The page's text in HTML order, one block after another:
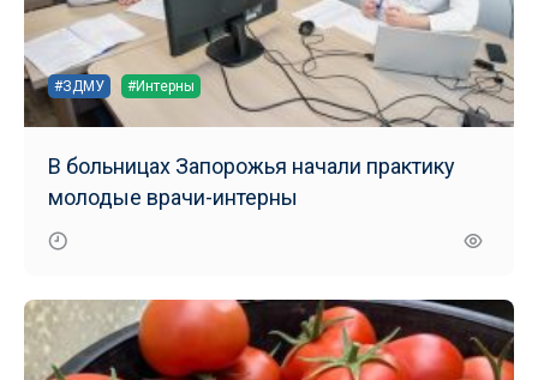
#ЗДМУ #Интерны
В больницах Запорожья начали практику
молодые врачи-интерны